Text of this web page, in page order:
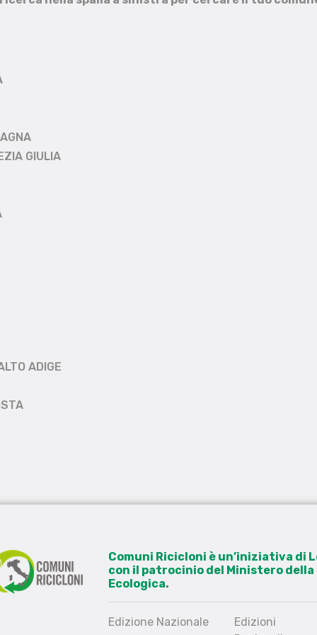
GIULIA
ADIGE
Comuni Ricicloni è un’iniziativa di
con il patrocinio del Ministero
Ecologica.
Edizione Nazionale
Edizioni